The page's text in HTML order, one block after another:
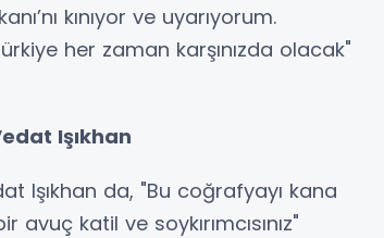
kınıyor ve uyarıyorum.
her zaman karşınızda olacak"
Işıkhan
Işıkhan da, "Bu coğrafyayı kana
avuç katil ve soykırımcısınız"